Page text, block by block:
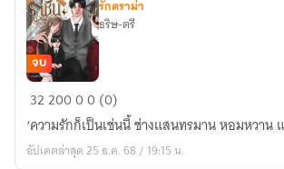
หักเห
ยม
ราชัน(ปิด
จบ
รักดราม่า
ธริษ-ตรี
3220000 (0)
‘ความรักก็เป็นเช่นนี้ ช่างแสนทรมาน หอมหวาน
อัปเดตล่าสุด 25 ธ.ค. 68 / 19:15 น.